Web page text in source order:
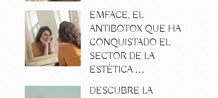
EMFACE, EL
ANTIBOTOX QUE HA
CONQUISTADO EL
SECTOR DE LA
ESTÉTICA …
DESCUBRE LA